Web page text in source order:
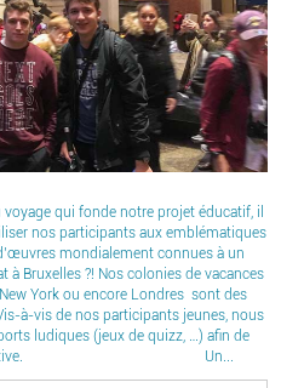
voyage qui fonde notre projet éducatif, il
nos participants aux emblématiques
mondialement connues à un
Bruxelles ?! Nos colonies de vacances
York ou encore Londres sont des
à-vis de nos participants jeunes, nous
ludiques (jeux de quizz, …) afin de
attractive. Un...